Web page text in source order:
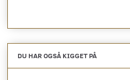
DU HAR OGSÅ KIGGET PÅ